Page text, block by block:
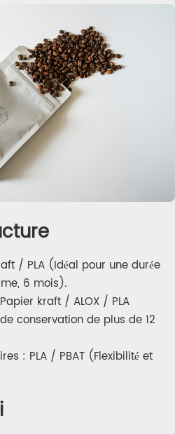
/ PLA (Idéal pour une durée
6 mois).
kraft / ALOX / PLA
conservation de plus de 12
: PLA / PBAT (Flexibilité et